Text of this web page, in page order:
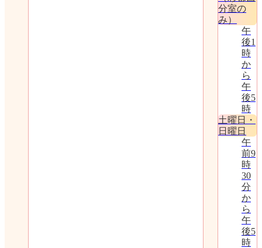
分室の
み）
午
後1
時
か
ら
午
後5
時
土曜日・
日曜日
午
前9
時
30
分
か
ら
午
後5
時